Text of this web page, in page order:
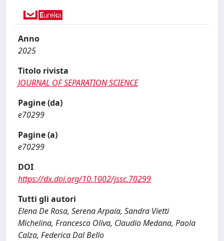
Anno
2025
Titolo rivista
JOURNAL OF SEPARATION SCIENCE
Pagine (da)
e70299
Pagine (a)
e70299
DOI
https://dx.doi.org/10.1002/jssc.70299
Tutti gli autori
Elena De Rosa, Serena Arpaia, Sandra Vietti
Michelina, Francesco Oliva, Claudio Medana, Paola
Calza, Federica Dal Bello